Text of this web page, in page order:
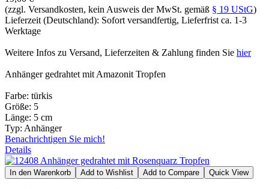
(zzgl. Versandkosten, kein Ausweis der MwSt. gemäß § 19 UStG)
Lieferzeit (Deutschland): Sofort versandfertig, Lieferfrist ca. 1-3
Werktage
Weitere Infos zu Versand, Lieferzeiten & Zahlung finden Sie hier
Anhänger gedrahtet mit Amazonit Tropfen
Farbe: türkis
Größe: 5
Länge: 5 cm
Typ: Anhänger
Benachrichtigen Sie mich!
Details
In den Warenkorb Add to Wishlist Add to Compare Quick View